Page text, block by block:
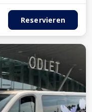
Reservieren